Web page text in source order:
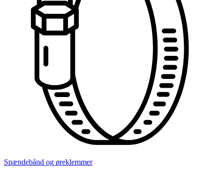
Spændebånd og øreklemmer